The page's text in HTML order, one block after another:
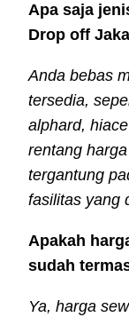
Apa saja
Drop off
Anda bebas
tersedia,
alphard,
rentang
tergantung
fasilitas yang
Apakah
sudah
Ya, harga